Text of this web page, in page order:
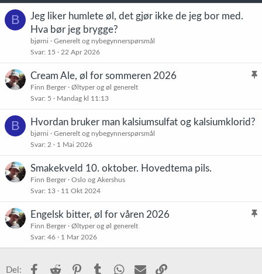
B
Jeg liker humlete øl, det gjør ikke de jeg bor med.
Hva bør jeg brygge?
bjørni
Generelt og nybegynnerspørsmål
Svar 15 22 Apr 2026
K
Cream Ale, øl for sommeren 2026
Finn Berger
Øltyper og øl generelt
Svar 5 Mandag kl 11:13
B Hvordan bruker man kalsiumsulfat og kalsiumklorid?
bjørni
Generelt og nybegynnerspørsmål
Svar 2 1 Mai 2026
Smakekveld 10. oktober. Hovedtema pils.
Finn Berger
Oslo og Akershus
Svar 13 11 Okt 2024
K
s
Engelsk bitter, øl for våren 2026
Finn Berger
Øltyper og øl generelt
Svar 46 1 Mar 2026
Del: Facebook
Reddit PinterestTumblr WhatsApp
E-post